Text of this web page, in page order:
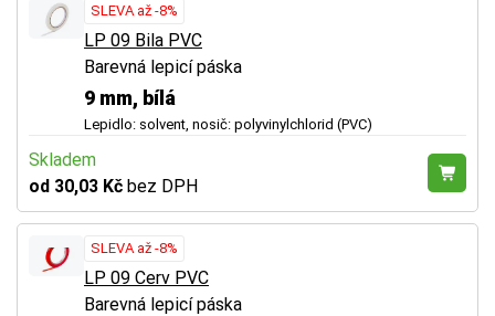
SLEVA až -8%
LP 09 Bila PVC
Barevná lepicí páska
9 mm, bílá
Lepidlo: solvent, nosič: polyvinylchlorid (PVC)
Skladem
od 30,03 Kč bez DPH
SLEVA až -8%
LP 09 Cerv PVC
Barevná lepicí páska